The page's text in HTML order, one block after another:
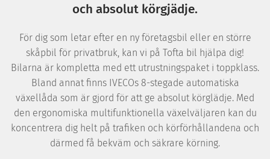
och absolut körgjädje.
För dig som letar efter en ny företagsbil eller en större
skåpbil för privatbruk, kan vi på Tofta bil hjälpa dig!
Bilarna är kompletta med ett utrustningspaket i toppklass.
Bland annat finns IVECOs 8-stegade automatiska
växellåda som är gjord för att ge absolut körglädje. Med
den ergonomiska multifunktionella växelväljaren kan du
koncentrera dig helt på trafiken och körförhållandena och
därmed få bekväm och säkrare körning.